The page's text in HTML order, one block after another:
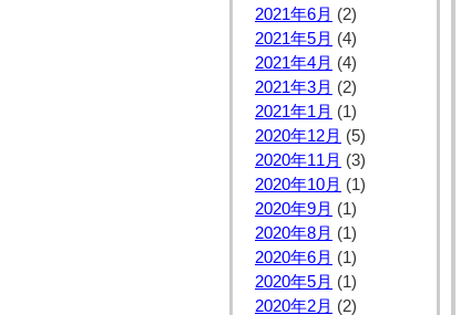
2021年6月 (2)
2021年5月 (4)
2021年4月 (4)
2021年3月 (2)
2021年1月 (1)
2020年12月 (5)
2020年11月 (3)
2020年10月 (1)
2020年9月 (1)
2020年8月 (1)
2020年6月 (1)
2020年5月 (1)
2020年2月 (2)